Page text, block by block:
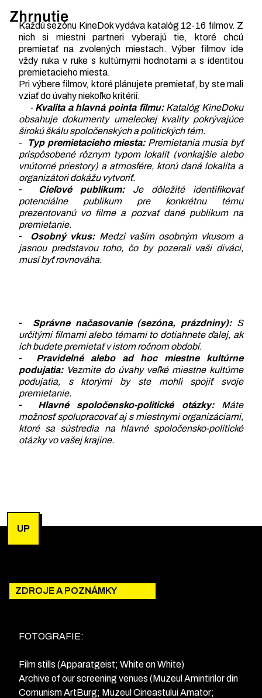
Zhrnutie
Každú sezónu KineDok vydáva katalóg 12-16 filmov. Z
nich si miestni partneri vyberajú tie, ktoré chcú
premietať na zvolených miestach. Výber filmov ide
vždy ruka v ruke s kultúrnymi hodnotami a s identitou
premietacieho miesta.
Pri výbere filmov, ktoré plánujete premietať, by ste mali
vziať do úvahy niekoľko kritérií:
- Kvalita a hlavná pointa filmu: Katalóg KineDoku
obsahuje dokumenty umeleckej kvality pokrývajúce
širokú škálu spoločenských a politických tém.
-
Typ premietacieho miesta: Premietania musia byť
prispôsobené rôznym typom lokalít (vonkajšie alebo
vnútorné priestory) a atmosfére, ktorú daná lokalita a
organizátori dokážu vytvoriť.
- Cieľové publikum:Je dôležité identifikovať
potenciálne publikum pre konkrétnu tému
prezentovanú vo filme a pozvať dané publikum na
premietanie.
- Osobný vkus: Medzi vaším osobným vkusom a
jasnou predstavou toho, čo by pozerali vaši diváci,
musí byť rovnováha.
- Správne načasovanie (sezóna, prázdniny): S
určitými filmami alebo témami to dotiahnete ďalej, ak
ich budete premietať v istom ročnom období.
- Pravidelné alebo ad hoc miestne kultúrne
podujatia: Vezmite do úvahy veľké miestne kultúrne
podujatia, s ktorými by ste mohli spojiť svoje
premietanie.
- Hlavné spoločensko-politické otázky:Máte
možnosť spolupracovať aj s miestnymi organizáciami,
ktoré sa sústredia na hlavné spoločensko-politické
otázky vo vašej krajine.
UP
ZDROJE A POZNÁMKY
FOTOGRAFIE:
Film stills (Apparatgeist; White on White)
Archive of our screening venues (Muzeul Amintirilor din
Comunism ArtBurg; Muzeul Cineastului Amator;